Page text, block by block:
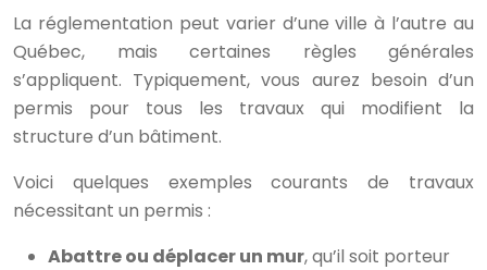
La réglementation peut varier d’une ville à l’autre au
Québec, mais certaines règles générales
s’appliquent. Typiquement, vous aurez besoin d’un
permis pour tous les travaux qui modifient la
structure d’un bâtiment.
Voici quelques exemples courants de travaux
nécessitant un permis :
Abattre ou déplacer un mur, qu’il soit porteur